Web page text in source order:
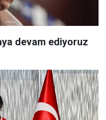
devam ediyoruz